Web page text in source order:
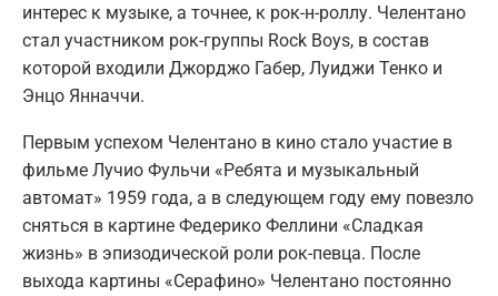
интерес к музыке, а точнее, к рок-н-роллу. Челентано
стал участником рок-группы Rock Boys, в состав
которой входили Джорджо Габер, Луиджи Тенко и
Энцо Янначчи.
Первым успехом Челентано в кино стало участие в
фильме Лучио Фульчи «Ребята и музыкальный
автомат» 1959 года, а в следующем году ему повезло
сняться в картине Федерико Феллини «Сладкая
жизнь» в эпизодической роли рок-певца. После
выхода картины «Серафино» Челентано постоянно